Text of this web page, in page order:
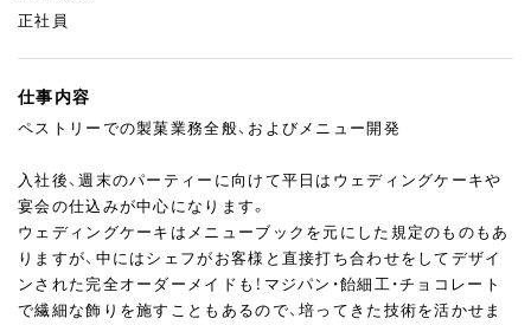
正社員
仕事内容
ペストリーでの製菓業務全般、およびメニュー開発
入社後、週末のパーティーに向けて平日はウェディングケーキや
宴会の仕込みが中心になります。
ウェディングケーキはメニューブックを元にした規定のものもあ
りますが、中にはシェフがお客様と直接打ち合わせをしてデザイ
ンされた完全オーダーメイドも！マジパン・飴細工・チョコレート
で繊細な飾りを施すこともあるので、培ってきた技術を活かせま